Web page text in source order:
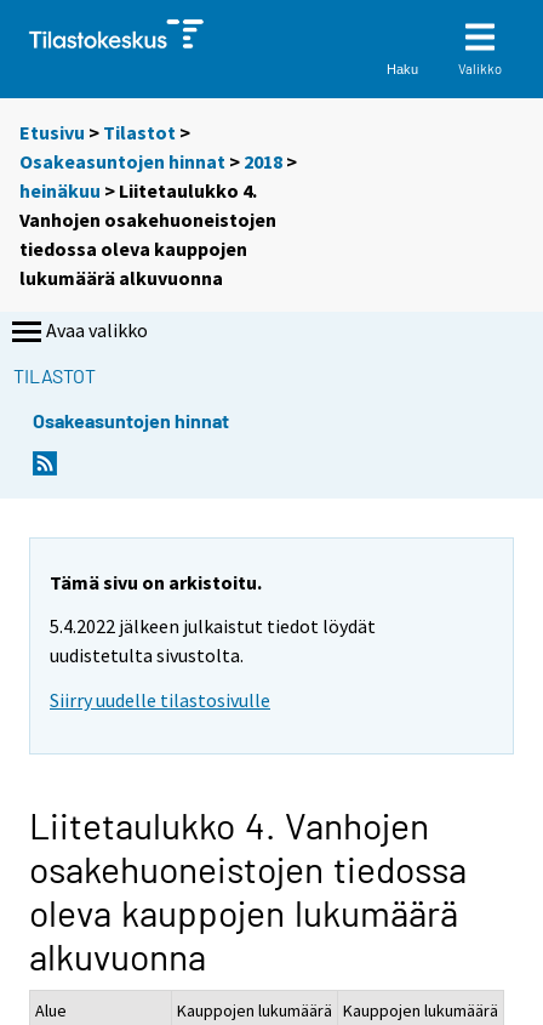
Haku Valikko
Etusivu > Tilastot >
Osakeasuntojen hinnat > 2018 >
heinäkuu > Liitetaulukko 4.
Vanhojen osakehuoneistojen
tiedossa oleva kauppojen
lukumäärä alkuvuonna
Avaa valikko
TILASTOT
Osakeasuntojen hinnat
Tämä sivu on arkistoitu.
5.4.2022 jälkeen julkaistut tiedot löydät
uudistetulta sivustolta.
Siirry uudelle tilastosivulle
Liitetaulukko 4. Vanhojen
osakehuoneistojen tiedossa
oleva kauppojen lukumäärä
alkuvuonna
Alue
Kauppojen lukumäärä Kauppojen lukumäärä